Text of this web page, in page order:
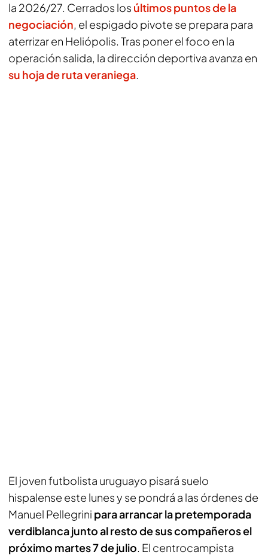
la 2026/27. Cerrados los últimos puntos de la
negociación, el espigado pivote se prepara para
aterrizar en Heliópolis. Tras poner el foco en la
operación salida, la dirección deportiva avanza en
su hoja de ruta veraniega.
El joven futbolista uruguayo pisará suelo
hispalense este lunes y se pondrá a las órdenes de
Manuel Pellegrini para arrancar la pretemporada
verdiblanca junto al resto de sus compañeros el
próximo martes 7 de julio. El centrocampista